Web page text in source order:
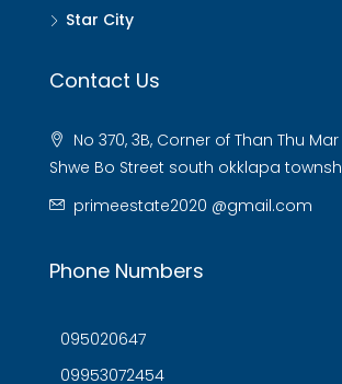
Star City
Contact Us
No 370, 3B, Corner of Than Thu
Shwe Bo Street south okklapa
primeestate2020 @gmail.com
Phone Numbers
095020647
09953072454